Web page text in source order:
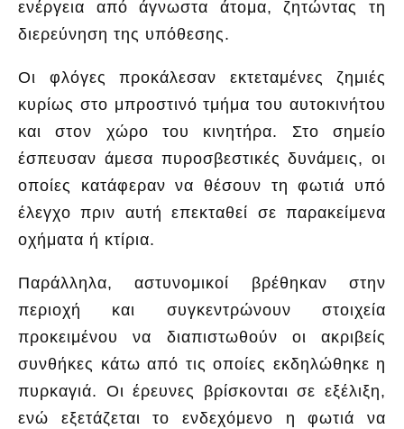
ενέργεια από άγνωστα άτομα, ζητώντας τη
διερεύνηση της υπόθεσης.
Οι φλόγες προκάλεσαν εκτεταμένες ζημιές
κυρίως στο μπροστινό τμήμα του αυτοκινήτου
και στον χώρο του κινητήρα. Στο σημείο
έσπευσαν άμεσα πυροσβεστικές δυνάμεις, οι
οποίες κατάφεραν να θέσουν τη φωτιά υπό
έλεγχο πριν αυτή επεκταθεί σε παρακείμενα
οχήματα ή κτίρια.
Παράλληλα, αστυνομικοί βρέθηκαν στην
περιοχή και συγκεντρώνουν στοιχεία
προκειμένου να διαπιστωθούν οι ακριβείς
συνθήκες κάτω από τις οποίες εκδηλώθηκε η
πυρκαγιά. Οι έρευνες βρίσκονται σε εξέλιξη,
ενώ εξετάζεται το ενδεχόμενο η φωτιά να